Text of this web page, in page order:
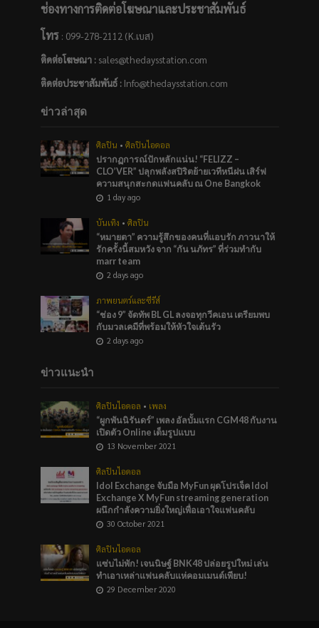
ช่องทางการติดต่อโฆษณาและประชาสัมพันธ์
โทร: 099-278-2112 (K.เบส)
ติดต่อโฆษณา :sales@thedaysstation.com
ติดต่อประชาสัมพันธ์: Info@thedaysstation.com
ข่าวล่าสุด
ศิลปิน • ศิลปินไอดอล
ปรากฏการณ์ปักหลักแน่น! “FELIZZ –
CLO’VER” ปลุกพลังสปิริตย้ายเวทีหนีฝน เสิร์ฟ
ความสนุกสะกดแฟนคลับ ณ One Bangkok
1 day ago
บันเทิง • ศิลปิน
“หมายตา” ความรู้สึกของคนที่แอบรัก ภาวนาให้
รักครั้งนี้สมหวัง จาก “กัน นภัทร” ที่ร่วมทำกับ
marr team
2 days ago
ภาพยนตร์และซีรีส์
“ช่อง 9” จัดทัพ BL GL ลงจอทุกวีคเอน เตรียมพบ
กับมวลเคมีที่พร้อมให้หัวใจเต้นรัว
2 days ago
ข่าวแนะนำ
ศิลปินไอดอล • เพลง
“ผูกพันนิรันดร์” เพลง อัลบั้มเเรก CGM48 กับงาน
เปิดตัว Online เต็มรูปแบบ
13 November 2021
ศิลปินไอดอล
Idol Exchange จับมือ MyFun ผุดโปรเจ็ค Idol
Exchange X MyFun streaming generation
ผนึกกำลังความยิ่งใหญ่เพื่อเอาใจแฟนคลับ
30 October 2021
ศิลปินไอดอล
แซ่บไม่พัก! เจนนิษฐ์ BNK48 ปล่อยรูปใหม่ เล่น
ทำเอาเหล่าแฟนคลับแห่คอมเมนต์เพียบ!
29 December 2020